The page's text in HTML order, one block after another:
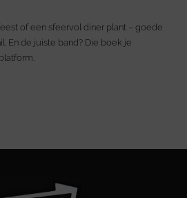
of een sfeervol diner plant – goede
En de juiste band? Die boek je